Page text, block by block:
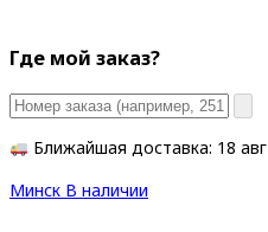
Где мой заказ?
Ближайшая доставка: 18 авг
Минск В наличии